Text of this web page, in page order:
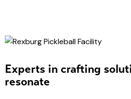
Experts in crafting
resonate